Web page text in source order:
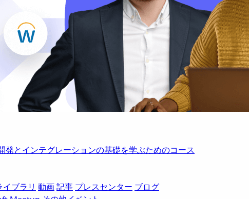
とインテグレーションの基礎を学ぶためのコース
ブラリ 動画記事 プレスセンター ブログ